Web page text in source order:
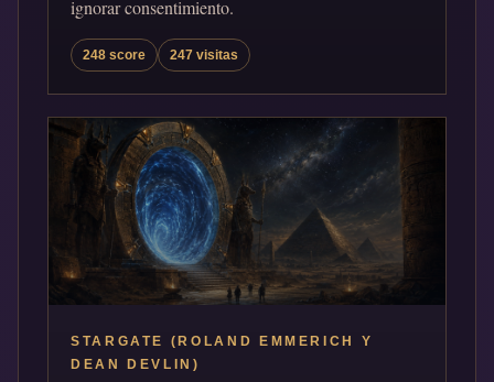
ignorar consentimiento.
248 score 247 visitas
STARGATE (ROLAND EMMERICH Y
DEAN DEVLIN)